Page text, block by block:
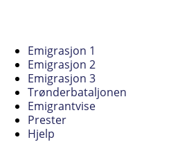
Emigrasjon 1
Emigrasjon 2
Emigrasjon 3
Trønderbataljonen
Emigrantvise
Prester
Hjelp